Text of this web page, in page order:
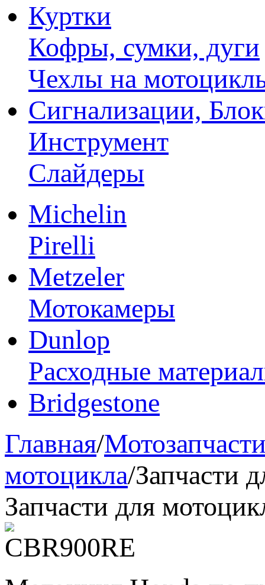
Куртки
Кофры, сумки, дуги
Чехлы на
Сигнализации,
Инструмент
Слайдеры
Michelin
Pirelli
Metzeler
Мотокамеры
Dunlop
Расходные
Bridgestone
Главная/
мотоцикла/Запчасти
Запчасти для